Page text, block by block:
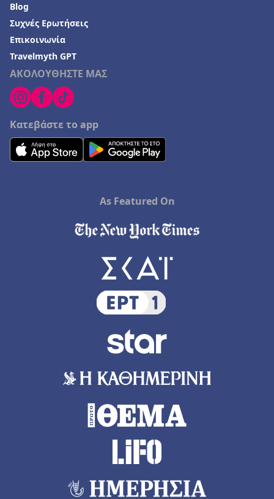
ΑΚΟΛΟΥΘΗΣΤΕ ΜΑΣ
Κατεβάστε το app
Blog
Συχνές Ερωτήσεις
Επικοινωνία
Travelmyth GPT
As Featured On